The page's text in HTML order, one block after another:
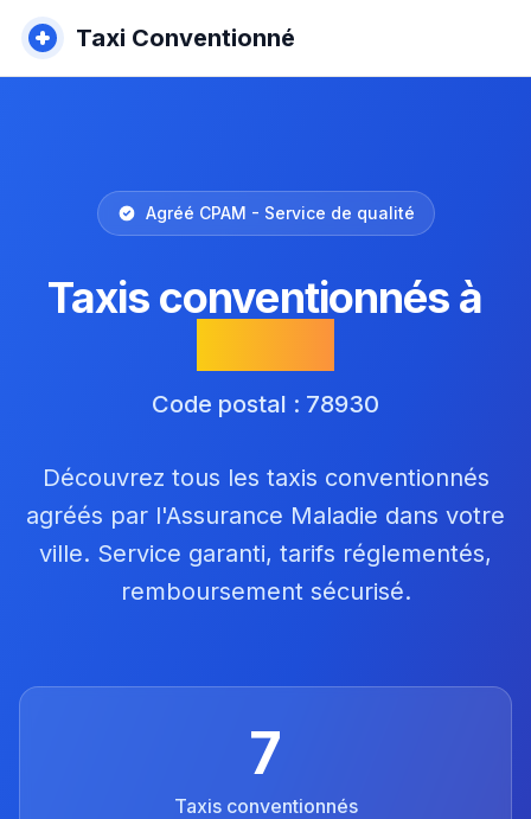
Taxi Conventionné
Agréé CPAM - Service de qualité
Taxis conventionnés à
Code postal : 78930
Découvrez tous les taxis conventionnés
agréés par l'Assurance Maladie dans votre
ville. Service garanti, tarifs réglementés,
remboursement sécurisé.
7
Taxis conventionnés